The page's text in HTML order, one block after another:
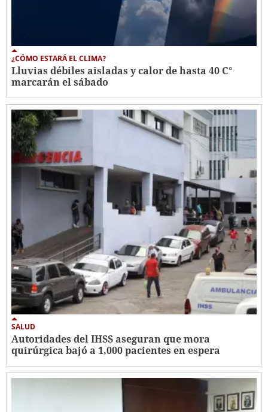
¿CÓMO ESTARÁ EL CLIMA?
Lluvias débiles aisladas y calor de hasta 40 C°
marcarán el sábado
SALUD
Autoridades del IHSS aseguran que mora
quirúrgica bajó a 1,000 pacientes en espera